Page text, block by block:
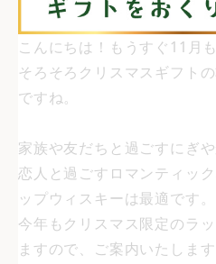
こんにちは！もうすぐ11月
そろそろクリスマスギフト
ですね。
家族や友だちと過ごすにぎ
恋人と過ごすロマンティッ
ップウィスキーは最適です。
今年もクリスマス限定のラ
ますので、ご案内いたします